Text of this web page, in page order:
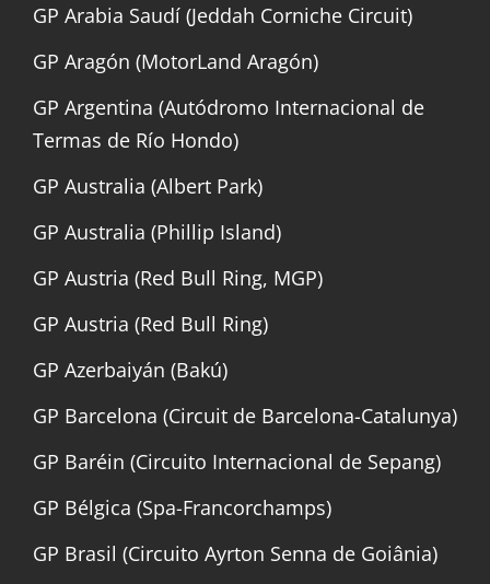
GP Arabia Saudí (Jeddah Corniche Circuit)
GP Aragón (MotorLand Aragón)
GP Argentina (Autódromo Internacional de
Termas de Río Hondo)
GP Australia (Albert Park)
GP Australia (Phillip Island)
GP Austria (Red Bull Ring, MGP)
GP Austria (Red Bull Ring)
GP Azerbaiyán (Bakú)
GP Barcelona (Circuit de Barcelona-Catalunya)
GP Baréin (Circuito Internacional de Sepang)
GP Bélgica (Spa-Francorchamps)
GP Brasil (Circuito Ayrton Senna de Goiânia)